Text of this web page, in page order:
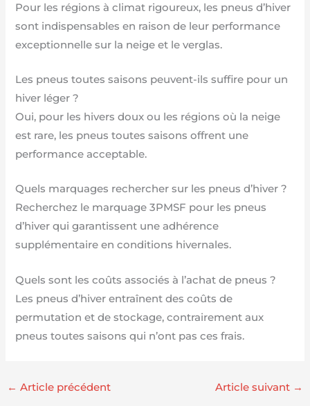
Pour les régions à climat rigoureux, les pneus d’hiver
sont indispensables en raison de leur performance
exceptionnelle sur la neige et le verglas.
Les pneus toutes saisons peuvent-ils suffire pour un
hiver léger ?
Oui, pour les hivers doux ou les régions où la neige
est rare, les pneus toutes saisons offrent une
performance acceptable.
Quels marquages rechercher sur les pneus d’hiver ?
Recherchez le marquage 3PMSF pour les pneus
d’hiver qui garantissent une adhérence
supplémentaire en conditions hivernales.
Quels sont les coûts associés à l’achat de pneus ?
Les pneus d’hiver entraînent des coûts de
permutation et de stockage, contrairement aux
pneus toutes saisons qui n’ont pas ces frais.
← Article précédent Article suivant →